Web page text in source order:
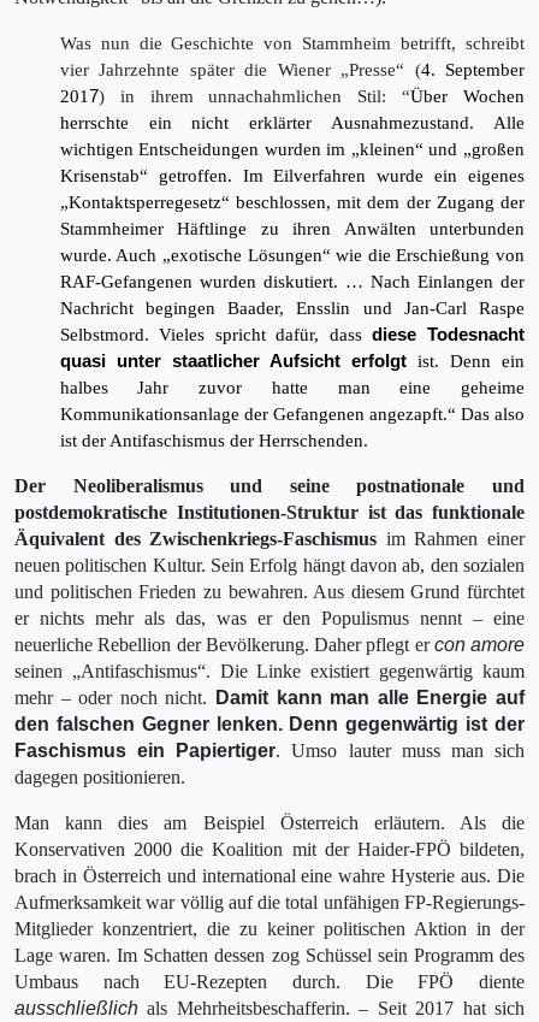
Was nun die Geschichte von Stammheim betrifft, schreibt
vier Jahrzehnte später die Wiener „Presse“ (4. September
2017) in ihrem unnachahmlichen Stil: “Über Wochen
herrschte ein nicht erklärter Ausnahmezustand. Alle
wichtigen Entscheidungen wurden im „kleinen“ und „großen
Krisenstab“ getroffen. Im Eilverfahren wurde ein eigenes
„Kontaktsperregesetz“ beschlossen, mit dem der Zugang der
Stammheimer Häftlinge zu ihren Anwälten unterbunden
wurde. Auch „exotische Lösungen“ wie die Erschießung von
RAF-Gefangenen wurden diskutiert. … Nach Einlangen der
Nachricht begingen Baader, Ensslin und Jan-Carl Raspe
Selbstmord. Vieles spricht dafür, dassdiese Todesnacht
quasi unter staatlicher Aufsicht erfolgtist. Denn ein
halbes Jahr zuvor hatte man eine geheime
Kommunikationsanlage der Gefangenen angezapft.“ Das also
ist der Antifaschismus der Herrschenden.
Der Neoliberalismus und seine postnationale und
postdemokratische Institutionen-Struktur ist das funktionale
Äquivalent des Zwischenkriegs-Faschismus im Rahmen einer
neuen politischen Kultur. Sein Erfolg hängt davon ab, den sozialen
und politischen Frieden zu bewahren. Aus diesem Grund fürchtet
er nichts mehr als das, was er den Populis­mus nennt – eine
neuerliche Rebellion der Bevölkerung. Daher pflegt ercon amore
seinen „Antifaschismus“. Die Linke existiert gegenwärtig kaum
mehr – oder noch nicht.
Damit kann man alle Energie auf
den falschen Gegner lenken. Denn gegenwärtig ist der
Faschismus ein Papiertiger. Umso lauter muss man sich
dagegen positionieren.
Man kann dies am Beispiel Österreich erläutern. Als die
Konservativen 2000 die Koalition mit der Haider-FPÖ bildeten,
brach in Österreich und international eine wahre Hysterie aus. Die
Aufmerksamkeit war völlig auf die total unfähigen FP-Regierungs-
Mitglieder konzen­triert, die zu keiner politischen Aktion in der
Lage waren. Im Schatten dessen zog Schüssel sein Programm des
Umbaus nach EU-Rezepten durch. Die FPÖ diente
ausschließlich als Mehrheitsbeschafferin. – Seit 2017 hat sich